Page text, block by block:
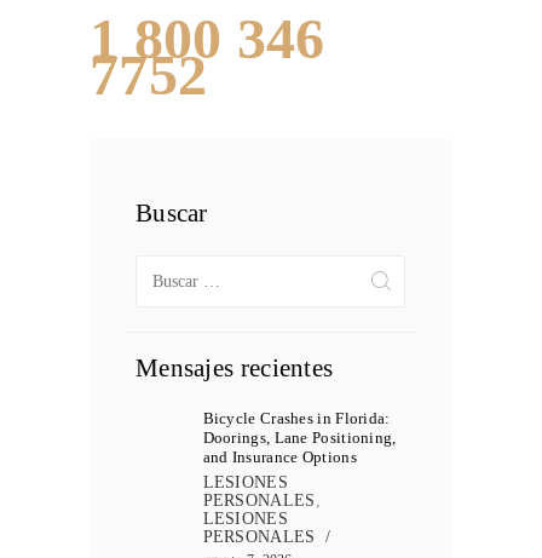
1 800 346
7752
Buscar
Mensajes recientes
Bicycle Crashes in Florida:
Doorings, Lane Positioning,
and Insurance Options
LESIONES
PERSONALES ,
LESIONES
PERSONALES